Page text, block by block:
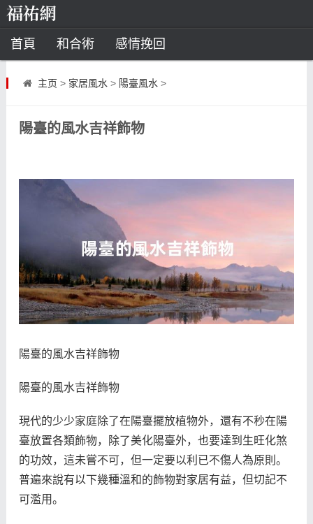
首頁 和合術 感情挽回
道教法事
星座
水瓶座
八字命理 八字合婚 運勢測算
主页 > 家居風水 > 陽臺風水 >
陽臺的風水吉祥飾物
陽臺的風水吉祥飾物
陽臺的風水吉祥飾物
現代的少少家庭除了在陽臺擺放植物外，還有不秒在陽
臺放置各類飾物，除了美化陽臺外，也要達到生旺化煞
的功效，這未嘗不可，但一定要以利已不傷人為原則。
普遍來說有以下幾種溫和的飾物對家居有益，但切記不
可濫用。